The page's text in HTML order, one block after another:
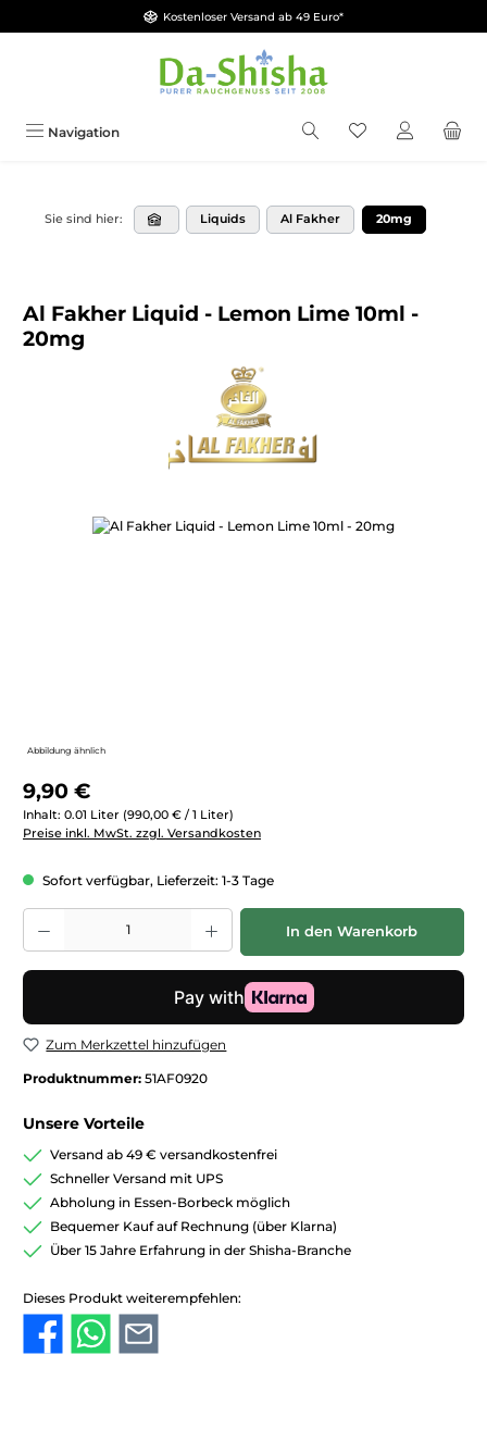
Zum Hauptinhalt springenKostenloser Versand ab 49 Euro*
Navigation Du hast 0
Sie sind hier: Liquids Al Fakher 20mg
Al Fakher Liquid - Lemon Lime 10ml -
20mg
Bildergalerie überspringen
Abbildung ähnlich
Regulärer Preis:
9,90 €
Inhalt: 0.01 Liter (990,00 € / 1 Liter)
Preise inkl. MwSt. zzgl. Versandkosten
Sofort verfügbar, Lieferzeit: 1-3 Tage
Produkt Anzahl: Gib den gewünschten Wert ein oder benutze die
In den Warenkorb
Zum Merkzettel hinzufügen
Produktnummer: 51AF0920
Unsere Vorteile
Versand ab 49 € versandkostenfrei
Schneller Versand mit UPS
Abholung in Essen-Borbeck möglich
Bequemer Kauf auf Rechnung (über Klarna)
Über 15 Jahre Erfahrung in der Shisha-Branche
Dieses Produkt weiterempfehlen: